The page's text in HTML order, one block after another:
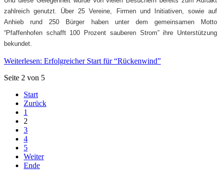
zahlreich genutzt. Über 25 Vereine, Firmen und Initiativen, sowie auf
Anhieb rund 250 Bürger haben unter dem gemeinsamen Motto
“Pfaffenhofen schafft 100 Prozent sauberen Strom” ihre Unterstützung
bekundet.
Weiterlesen: Erfolgreicher Start für “Rückenwind”
Seite 2 von 5
Start
Zurück
1
2
3
4
5
Weiter
Ende